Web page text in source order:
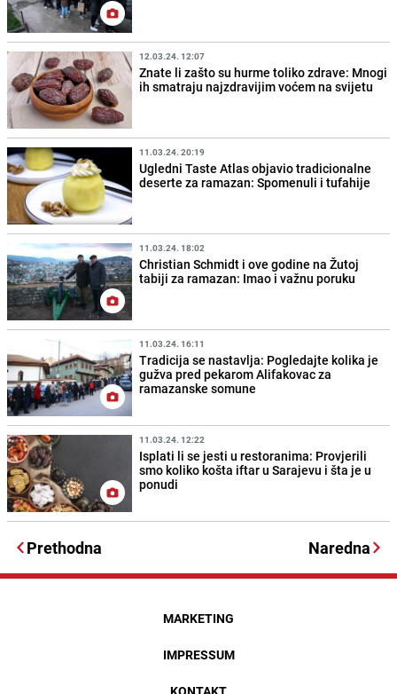
12.03.24. 12:07
Znate li zašto su hurme toliko zdrave: Mnogi
ih smatraju najzdravijim voćem na svijetu
11.03.24. 20:19
Ugledni Taste Atlas objavio tradicionalne
deserte za ramazan: Spomenuli i tufahije
11.03.24. 18:02
Christian Schmidt i ove godine na Žutoj
tabiji za ramazan: Imao i važnu poruku
11.03.24. 16:11
Tradicija se nastavlja: Pogledajte kolika je
gužva pred pekarom Alifakovac za
ramazanske somune
11.03.24. 12:22
Isplati li se jesti u restoranima: Provjerili
smo koliko košta iftar u Sarajevu i šta je u
ponudi
Prethodna Naredna
MARKETING
IMPRESSUM